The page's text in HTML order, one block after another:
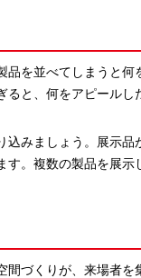
を並べてしまうと何
と、何をアピールし
みましょう。展示品
。複数の製品を展
づくりが、来場者を